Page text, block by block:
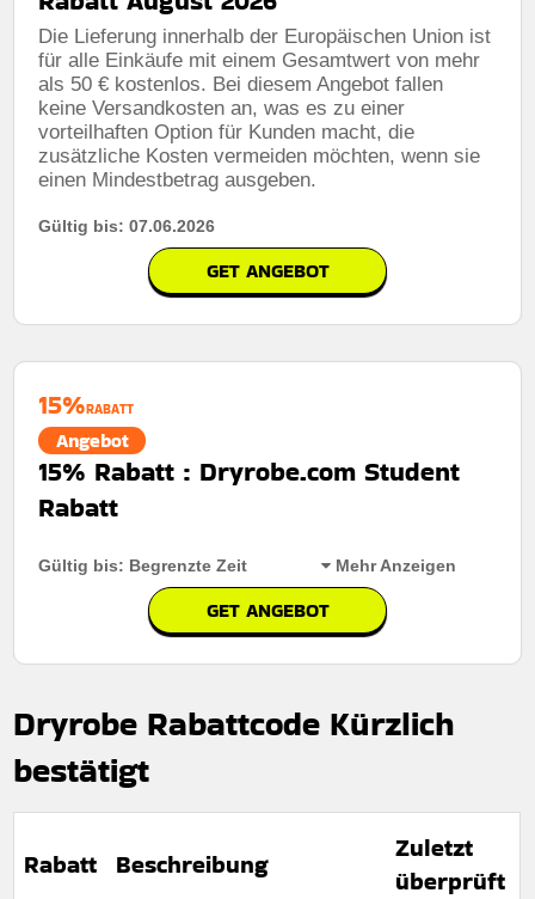
kombinierbar
Bedingungen: Weitere informationen finden sie in den
geschäftsbedingungen auf der website des händlers
Die Lieferung innerhalb der Europäischen Union ist
für alle Einkäufe mit einem Gesamtwert von mehr
als 50 € kostenlos. Bei diesem Angebot fallen
keine Versandkosten an, was es zu einer
vorteilhaften Option für Kunden macht, die
zusätzliche Kosten vermeiden möchten, wenn sie
einen Mindestbetrag ausgeben.
Gültig bis: 07.06.2026
GET ANGEBOT
15%RABATT
Angebot
15% Rabatt : Dryrobe.com Student
Rabatt
Gültig bis: Begrenzte Zeit Mehr Anzeigen
GET ANGEBOT
und zugänglicher werden.
Mindestkaufbetrag:
Zeitlich begrenztes angebot
Nicht mit anderen angeboten
Dryrobe Rabattcode Kürzlich
bestätigt
Rabatt Beschreibung
Zuletzt
überprüft